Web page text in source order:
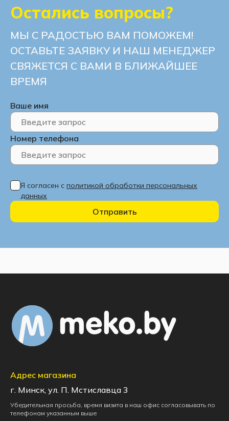
Остались вопросы?
МЫ С РАДОСТЬЮ ВАМ ПОМОЖЕМ!
ОСТАВЬТЕ ЗАЯВКУ И НАШ МЕНЕДЖЕР
СВЯЖЕТСЯ С ВАМИ В БЛИЖАЙШЕЕ
ВРЕМЯ
Ваше имя
Номер телефона
Я согласен с политикой обработки персональных
данных
Отправить
Адрес магазина
г. Минск, ул. П. Мстиславца 3
Убедительная просьба, время визита в наш офис согласовывать по
телефонам указанным выше